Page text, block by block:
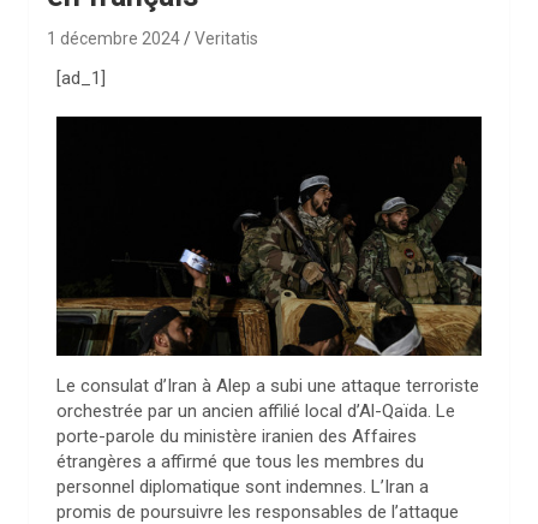
1 décembre 2024 Veritatis
[ad_1]
Le consulat d’Iran à Alep a subi une attaque terroriste
orchestrée par un ancien affilié local d’Al-Qaïda. Le
porte-parole du ministère iranien des Affaires
étrangères a affirmé que tous les membres du
personnel diplomatique sont indemnes. L’Iran a
promis de poursuivre les responsables de l’attaque